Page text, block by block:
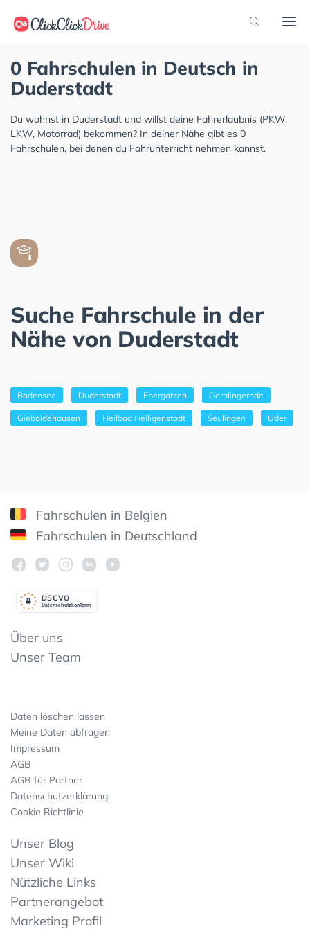
0 Fahrschulen in Deutsch in
Duderstadt
Du wohnst in Duderstadt und willst deine Fahrerlaubnis (PKW,
LKW, Motorrad) bekommen? In deiner Nähe gibt es 0
Fahrschulen, bei denen du Fahrunterricht nehmen kannst.
Suche Fahrschule in der
Nähe von Duderstadt
Bodensee Duderstadt Ebergötzen Gerblingerode
Gieboldehausen Heilbad Heiligenstadt Seulingen Uder
Fahrschulen in Belgien
Fahrschulen in Deutschland
Datenschutzkonform
DSGVO
Über uns
Unser Team
Daten löschen lassen
Meine Daten abfragen
Impressum
AGB
AGB für Partner
Datenschutzerklärung
Cookie Richtlinie
Unser Blog
Unser Wiki
Nützliche Links
Partnerangebot
Marketing Profil